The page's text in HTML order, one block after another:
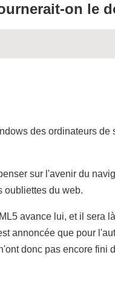
on le
des ordinateurs de
sur l'avenir du
oubliettes du web.
avance lui, et il sera
annoncée que pour
donc pas encore fini